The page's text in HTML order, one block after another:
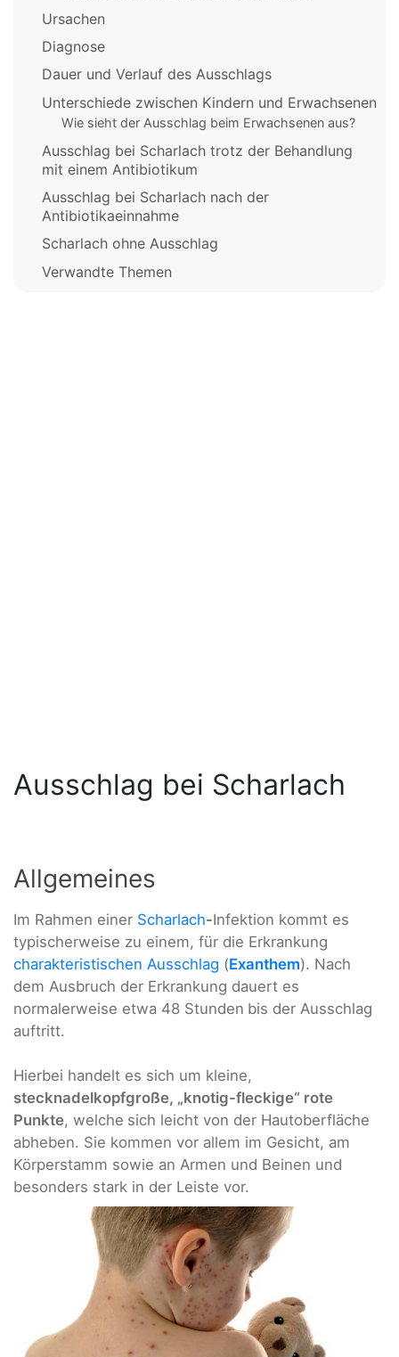
Ursachen
Diagnose
Dauer und Verlauf des Ausschlags
Unterschiede zwischen Kindern und Erwachsenen
Wie sieht der Ausschlag beim Erwachsenen aus?
Ausschlag bei Scharlach trotz der Behandlung
mit einem Antibiotikum
Ausschlag bei Scharlach nach der
Antibiotikaeinnahme
Scharlach ohne Ausschlag
Verwandte Themen
Ausschlag bei Scharlach
Allgemeines
Im Rahmen einer Scharlach-Infektion kommt es
typischerweise zu einem, für die Erkrankung
charakteristischen Ausschlag (Exanthem). Nach
dem Ausbruch der Erkrankung dauert es
normalerweise etwa 48 Stunden bis der Ausschlag
auftritt.
Hierbei handelt es sich um kleine,
stecknadelkopfgroße, „knotig-fleckige“ rote
Punkte, welche sich leicht von der Hautoberfläche
abheben. Sie kommen vor allem im Gesicht, am
Körperstamm sowie an Armen und Beinen und
besonders stark in der Leiste vor.